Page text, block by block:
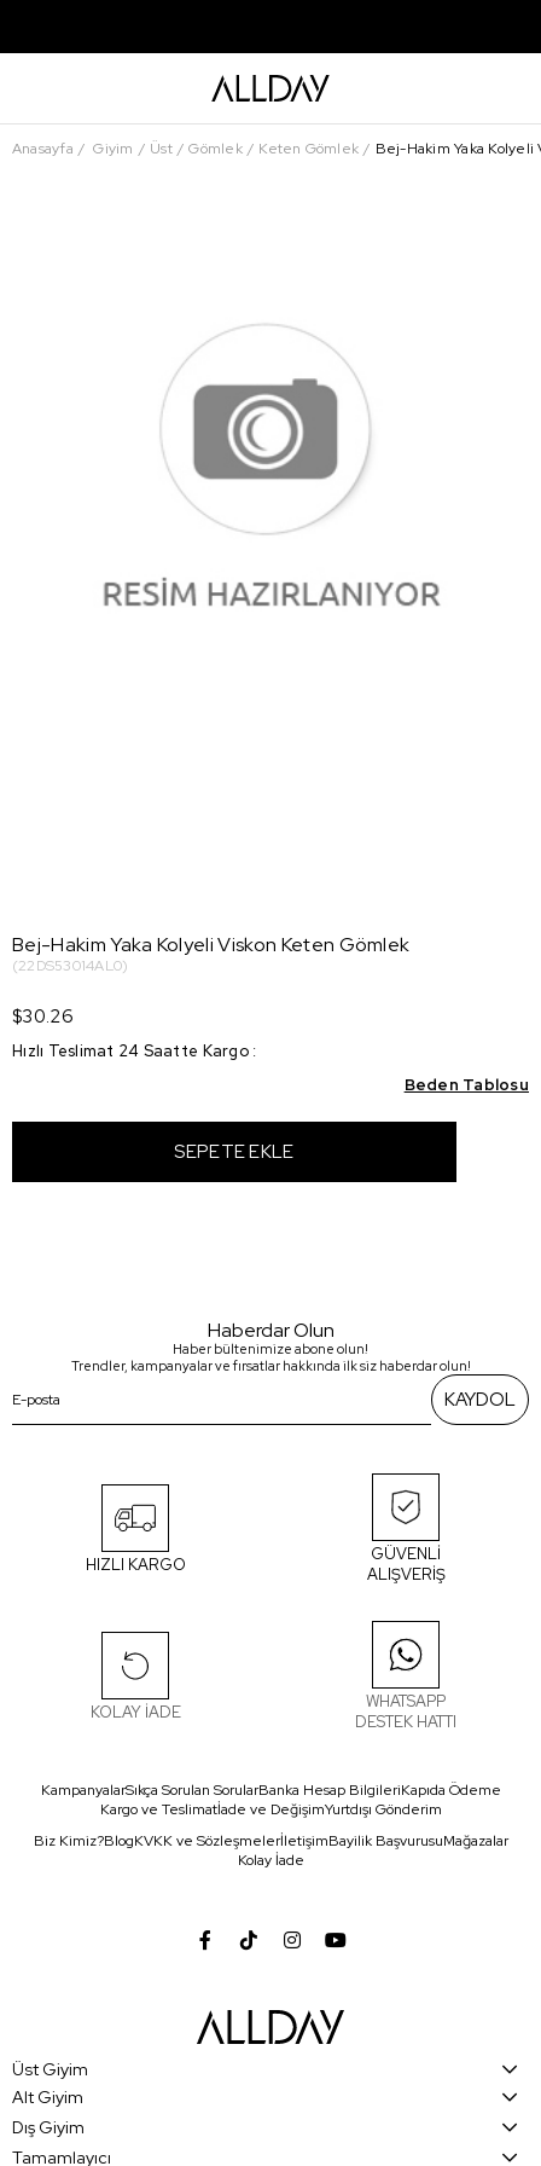
Anasayfa Giyim Üst Gömlek Keten Gömlek Bej-Hakim Yaka Kolyeli
Bej-Hakim Yaka Kolyeli Viskon Keten Gömlek
(22DS53014AL0)
$30.26
Hızlı Teslimat 24 Saatte Kargo :
Beden Tablosu
Haberdar Olun
Haber bültenimize abone olun!
Trendler, kampanyalar ve fırsatlar hakkında ilk siz haberdar olun!
KAYDOL
HIZLI KARGO
GÜVENLİ
ALIŞVERİŞ
KOLAY İADE
WHATSAPP
DESTEK HATTI
KampanyalarSıkça Sorulan SorularBanka Hesap BilgileriKapıda Ödeme
Kargo ve Teslimatİade ve DeğişimYurtdışı Gönderim
Biz Kimiz?BlogKVKK ve SözleşmelerİletişimBayilik BaşvurusuMağazalar
Kolay İade
Üst Giyim
Alt Giyim
Dış Giyim
Tamamlayıcı